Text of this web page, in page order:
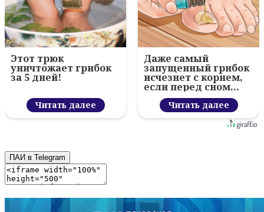
Этот трюк
уничтожает грибок
за 5 дней!
Читать далее
Даже самый
запущенный грибок
исчезнет с корнем,
если перед сном…
Читать далее
ПАИ в Telegram